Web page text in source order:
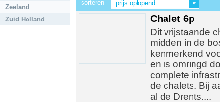
Zeeland
Zuid Holland
sorteren prijs oplopend
Chalet 6p
Dit vrijstaande
midden in de
kenmerkend
en is omringd
complete
de chalets. Bij
al de Drents....